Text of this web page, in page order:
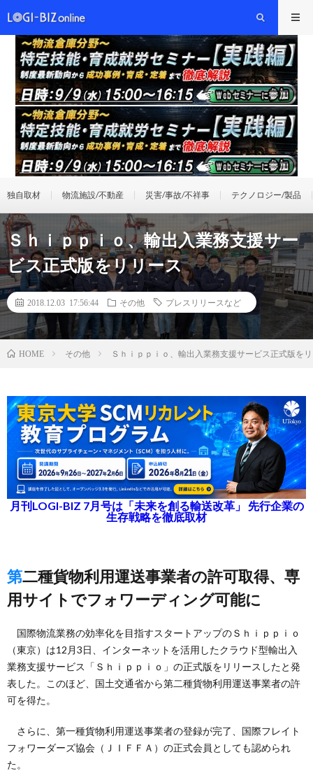
独自取材 物流施設/不動産 災害/事故/不祥事 テクノロジー/製品
Ｓｈｉｐｐｉｏ、輸出入業務支援サー
ビス正式版をリリース
2018.12.03 17:56:44 その他 プレスリリースなど
HOME その他 Ｓｈｉｐｐｉｏ、輸出入業務支援サービス正式版を
月刊LOGI-BIZ 7月号は「未来を創る輸送改革」 先行企業の
生存戦略を徹底取材
第二種貨物利用運送事業者の許可取得、専
用サイトでフォワーディング可能に
国際物流業務の効率化を目指すスタートアップのＳｈｉｐｐｉｏ
（東京）は12月3日、インターネットを活用したクラウド型輸出入
業務支援サービス「Ｓｈｉｐｐｉｏ」の正式版をリリースしたと発
表した。このほど、国土交通省から第二種貨物利用運送事業者の許
可を得た。
さらに、第一種貨物利用運送事業者の登録が完了、国際フレイト
フォワーダーズ協会（ＪＩＦＦＡ）の正式会員としても認められ
た。